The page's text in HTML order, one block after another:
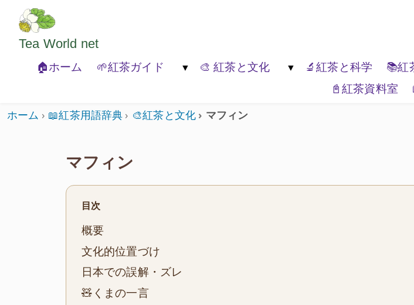
ようこそいらっしゃいました。どうぞごゆっくり楽しんでください。
Tea World net
🏠ホーム
🌱紅茶ガイド
🏔️エリアティー 📦ティーブ
🎨 紅茶と文化
🎭紅茶と表現 🌏紅
🔬紅茶と科学 📚紅
📓紅茶資料室
ホーム 📖紅茶用語辞典 🎨紅茶と文化 マフィン
マフィン
目次
概要
文化的位置づけ
日本での誤解・ズレ
🧸くまの一言